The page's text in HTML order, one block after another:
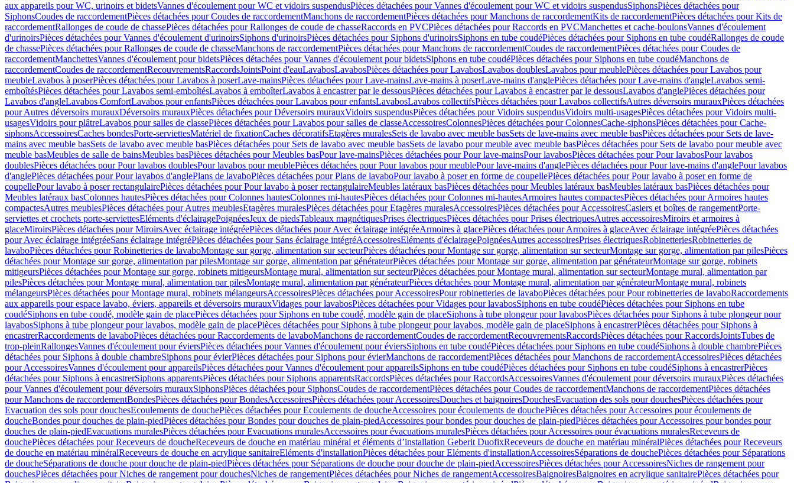
aux appareils pour WC, urinoirs et bidetsVannes d'écoulement pour WC et vidoirs suspendusPièces détachées pour Vannes d'écoulement pour WC et vidoirs suspendusSiphonsPièces détachées pour
SiphonsCoudes de raccordementPièces détachées pour Coudes de raccordementManchons de raccordementPièces détachées pour Manchons de raccordementKits de raccordementPièces détachées pour Kits de
raccordementRallonges de coude de chassePièces détachées pour Rallonges de coude de chasseRaccords en PVCPièces détachées pour Raccords en PVCManchettes et cache-boulonsVannes d'écoulement
d'urinoirsPièces détachées pour Vannes d'écoulement d'urinoirsSiphons d'urinoirsPièces détachées pour Siphons d'urinoirsSiphons en tube coudéPièces détachées pour Siphons en tube coudéRallonges de coude
de chassePièces détachées pour Rallonges de coude de chasseManchons de raccordementPièces détachées pour Manchons de raccordementCoudes de raccordementPièces détachées pour Coudes de
raccordementManchettesVannes d'écoulement pour bidetsPièces détachées pour Vannes d'écoulement pour bidetsSiphons en tube coudéPièces détachées pour Siphons en tube coudéManchons de
raccordementCoudes de raccordementRecouvrementsRaccordsJointsPoint d'eauLavabosLavabosPièces détachées pour LavabosLavabos doublesLavabos pour meublePièces détachées pour Lavabos pour
meubleLavabos à poserPièces détachées pour Lavabos à poserLave-mainsPièces détachées pour Lave-mainsLave-mains à poserLave-mains d'anglePièces détachées pour Lave-mains d'angleLavabos semi-
emboîtésPièces détachées pour Lavabos semi-emboîtésLavabos à emboîterLavabos à encastrer par le dessousPièces détachées pour Lavabos à encastrer par le dessousLavabos d'anglePièces détachées pour
Lavabos d'angleLavabos ComfortLavabos pour enfantsPièces détachées pour Lavabos pour enfantsLavabosLavabos collectifsPièces détachées pour Lavabos collectifsAutres déversoirs murauxPièces détachées
pour Autres déversoirs murauxDéversoirs murauxPièces détachées pour Déversoirs murauxVidoirs suspendusPièces détachées pour Vidoirs suspendusVidoirs multi-usagesPièces détachées pour Vidoirs multi-
usagesVidoirs pour plâtreLavabos pour salles de classePièces détachées pour Lavabos pour salles de classeAccessoiresColonnesPièces détachées pour ColonnesCache-siphonsPièces détachées pour Cache-
siphonsAccessoiresCaches bondesPorte-serviettesMatériel de fixationCaches décoratifsEtagères muralesSets de lavabo avec meuble basSets de lave-mains avec meuble basPièces détachées pour Sets de lave-
mains avec meuble basSets de lavabo avec meuble basPièces détachées pour Sets de lavabo avec meuble basSets de lavabo pour meuble avec meuble basPièces détachées pour Sets de lavabo pour meuble avec
meuble basMeubles de salle de bainsMeubles basPièces détachées pour Meubles basPour lave-mainsPièces détachées pour Pour lave-mainsPour lavabosPièces détachées pour Pour lavabosPour lavabos
doublesPièces détachées pour Pour lavabos doublesPour lavabos pour meublePièces détachées pour Pour lavabos pour meublePour lave-mains d'anglePièces détachées pour Pour lave-mains d'anglePour lavabos
d'anglePièces détachées pour Pour lavabos d'anglePlans de lavaboPièces détachées pour Plans de lavaboPour lavabo à poser en forme de coupellePièces détachées pour Pour lavabo à poser en forme de
coupellePour lavabo à poser rectangulairePièces détachées pour Pour lavabo à poser rectangulaireMeubles latéraux basPièces détachées pour Meubles latéraux basMeubles latéraux basPièces détachées pour
Meubles latéraux basColonnes hautesPièces détachées pour Colonnes hautesColonnes mi-hautesPièces détachées pour Colonnes mi-hautesArmoires hautes compactesPièces détachées pour Armoires hautes
compactesAutres meublesPièces détachées pour Autres meublesEtagères muralesPièces détachées pour Etagères muralesAccessoiresPièces détachées pour AccessoiresCasiers et boîtes de rangementPorte-
serviettes et crochets porte-serviettesEléments d'éclairagePoignéesJeux de piedsTableaux magnétiquesPrises électriquesPièces détachées pour Prises électriquesAutres accessoiresMiroirs et armoires à
glaceMiroirsPièces détachées pour MiroirsAvec éclairage intégréePièces détachées pour Avec éclairage intégréeArmoires à glacePièces détachées pour Armoires à glaceAvec éclairage intégréePièces détachées
pour Avec éclairage intégréeSans éclairage intégréPièces détachées pour Sans éclairage intégréAccessoiresEléments d'éclairagePoignéesAutres accessoiresPrises électriquesRobinetteriesRobinetteries de
lavaboPièces détachées pour Robinetteries de lavaboMontage sur gorge, alimentation sur secteurPièces détachées pour Montage sur gorge, alimentation sur secteurMontage sur gorge, alimentation par pilesPièces
détachées pour Montage sur gorge, alimentation par pilesMontage sur gorge, alimentation par générateurPièces détachées pour Montage sur gorge, alimentation par générateurMontage sur gorge, robinets
mitigeursPièces détachées pour Montage sur gorge, robinets mitigeursMontage mural, alimentation sur secteurPièces détachées pour Montage mural, alimentation sur secteurMontage mural, alimentation par
pilesPièces détachées pour Montage mural, alimentation par pilesMontage mural, alimentation par générateurPièces détachées pour Montage mural, alimentation par générateurMontage mural, robinets
mélangeursPièces détachées pour Montage mural, robinets mélangeursAccessoiresPièces détachées pour AccessoiresPour robinetteries de lavaboPièces détachées pour Pour robinetteries de lavaboRaccordements
aux appareils pour espace lavabo, éviers, appareils et déversoirs murauxVidages pour lavabosPièces détachées pour Vidages pour lavabosSiphons en tube coudéPièces détachées pour Siphons en tube
coudéSiphons en tube coudé, modèle gain de placePièces détachées pour Siphons en tube coudé, modèle gain de placeSiphons à tube plongeur pour lavabosPièces détachées pour Siphons à tube plongeur pour
lavabosSiphons à tube plongeur pour lavabos, modèle gain de placePièces détachées pour Siphons à tube plongeur pour lavabos, modèle gain de placeSiphons à encastrerPièces détachées pour Siphons à
encastrerRaccordements de lavaboPièces détachées pour Raccordements de lavaboManchons de raccordementCoudes de raccordementRecouvrementsRaccordsPièces détachées pour RaccordsJointsTubes de
trop-pleinRallongesVannes d'écoulement pour éviersPièces détachées pour Vannes d'écoulement pour éviersSiphons en tube coudéPièces détachées pour Siphons en tube coudéSiphons à double chambrePièces
détachées pour Siphons à double chambreSiphons pour évierPièces détachées pour Siphons pour évierManchons de raccordementPièces détachées pour Manchons de raccordementAccessoiresPièces détachées
pour AccessoiresVannes d'écoulement pour appareilsPièces détachées pour Vannes d'écoulement pour appareilsSiphons en tube coudéPièces détachées pour Siphons en tube coudéSiphons à encastrerPièces
détachées pour Siphons à encastrerSiphons apparentsPièces détachées pour Siphons apparentsRaccordsPièces détachées pour RaccordsAccessoiresVannes d'écoulement pour déversoirs murauxPièces détachées
pour Vannes d'écoulement pour déversoirs murauxSiphonsPièces détachées pour SiphonsCoudes de raccordementPièces détachées pour Coudes de raccordementManchons de raccordementPièces détachées
pour Manchons de raccordementBondesPièces détachées pour BondesAccessoiresPièces détachées pour AccessoiresDouches et baignoiresDouchesEvacuation des sols pour douchesPièces détachées pour
Evacuation des sols pour douchesEcoulements de douchePièces détachées pour Ecoulements de doucheAccessoires pour écoulements de douchePièces détachées pour Accessoires pour écoulements de
doucheBondes pour douches de plain-piedPièces détachées pour Bondes pour douches de plain-piedAccessoires pour bondes pour douches de plain-piedPièces détachées pour Accessoires pour bondes pour
douches de plain-piedEvacuations muralesPièces détachées pour Evacuations muralesAccessoires pour évacuations muralesPièces détachées pour Accessoires pour évacuations muralesReceveurs de
douchePièces détachées pour Receveurs de doucheReceveurs de douche en matériau minéral et éléments d’installation Geberit DuofixReceveurs de douche en matériau minéralPièces détachées pour Receveurs
de douche en matériau minéralReceveurs de douche en acrylique sanitaireEléments d'installationPièces détachées pour Eléments d'installationAccessoiresSéparations de douchePièces détachées pour Séparations
de doucheSéparations de douche pour douche de plain-piedPièces détachées pour Séparations de douche pour douche de plain-piedAccessoiresPièces détachées pour AccessoiresNiches de rangement pour
douchesPièces détachées pour Niches de rangement pour douchesNiches de rangementPièces détachées pour Niches de rangementAccessoiresBaignoiresBaignoires en acrylique sanitairePièces détachées pour